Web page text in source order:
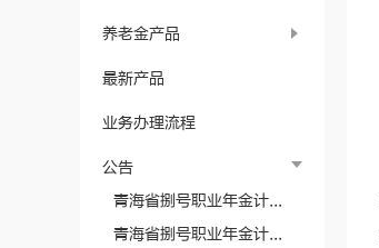
养老金产品
最新产品
业务办理流程
公告
青海省捌号职业年金计...
青海省捌号职业年金计...